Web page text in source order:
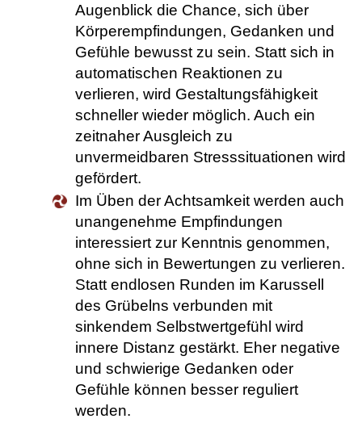
Augenblick die Chance, sich über
Körperempfindungen, Gedanken und
Gefühle bewusst zu sein. Statt sich in
automatischen Reaktionen zu
verlieren, wird Gestaltungsfähigkeit
schneller wieder möglich. Auch ein
zeitnaher Ausgleich zu
unvermeidbaren Stresssituationen wird
gefördert.
Im Üben der Achtsamkeit werden auch
unangenehme Empfindungen
interessiert zur Kenntnis genommen,
ohne sich in Bewertungen zu verlieren.
Statt endlosen Runden im Karussell
des Grübelns verbunden mit
sinkendem Selbstwertgefühl wird
innere Distanz gestärkt. Eher negative
und schwierige Gedanken oder
Gefühle können besser reguliert
werden.